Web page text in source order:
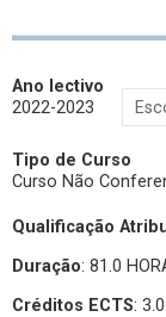
Ano lectivo
2022-2023
Tipo de Curso
Curso Não
Qualificação
Duração: 81.0
Créditos ECTS: 3.0